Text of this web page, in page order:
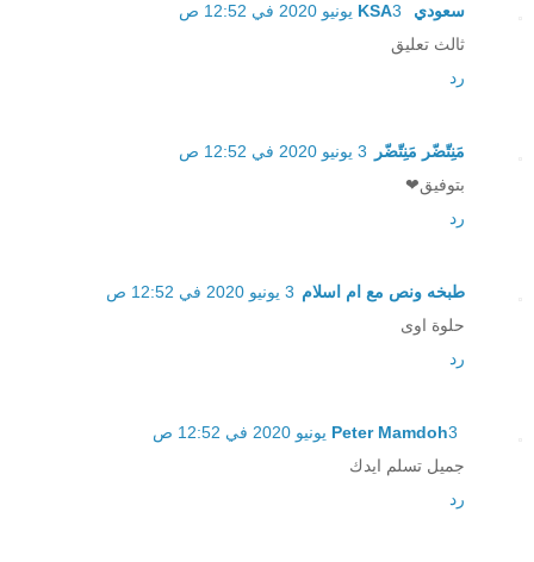
سعودي KSA
3 يونيو 2020 في 12:52 ص
ثالث تعليق
رد
مَنِتّضّر مَنِتّضّر
3 يونيو 2020 في 12:52 ص
بتوفيق❤
رد
طبخه ونص مع ام اسلام 3 يونيو 2020 في 12:52 ص
حلوة اوى
رد
Peter Mamdoh3 يونيو 2020 في 12:52 ص
جميل تسلم ايدك
رد